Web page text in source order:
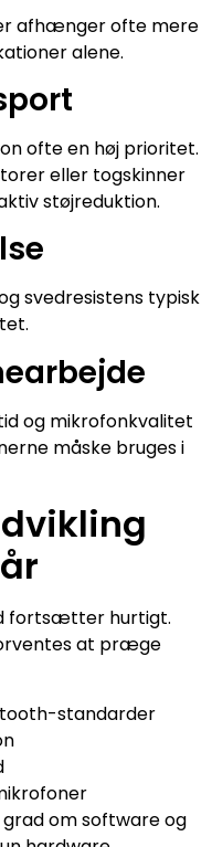
afhænger ofte mere
alene.
ofte en høj prioritet.
eller togskinner
støjreduktion.
svedresistens typisk
og mikrofonkvalitet
måske bruges i
fortsætter hurtigt.
at præge
standarder
om software og